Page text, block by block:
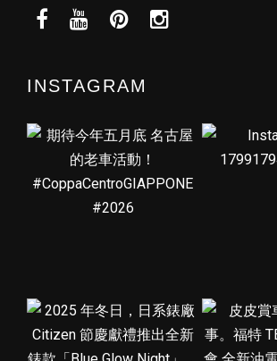
INSTAGRAM